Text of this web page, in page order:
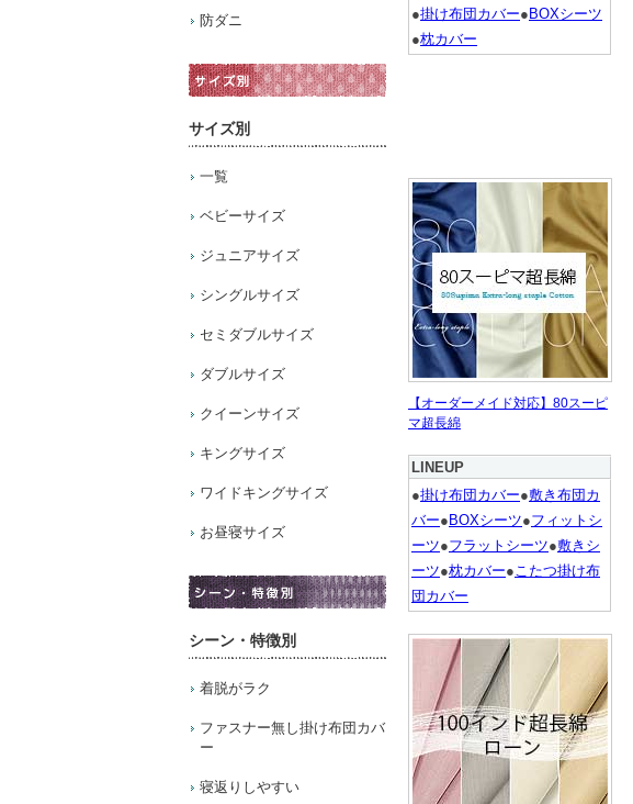
防ダニ
サイズ別
一覧
ベビーサイズ
ジュニアサイズ
シングルサイズ
セミダブルサイズ
ダブルサイズ
クイーンサイズ
キングサイズ
ワイドキングサイズ
お昼寝サイズ
シーン・特徴別
着脱がラク
ファスナー無し掛け布団カバ
ー
寝返りしやすい
●掛け布団カバー● BOXシーツ
●枕カバー
【オーダーメイド対応】80スーピ
マ超長綿
LINEUP
●掛け布団カバー●敷き布団カ
バー● BOXシーツ●フィットシ
ーツ●フラットシーツ●敷きシ
ーツ●枕カバー●こたつ掛け布
団カバー